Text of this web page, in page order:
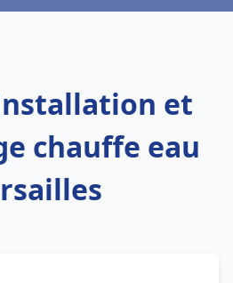
et
chauffe eau